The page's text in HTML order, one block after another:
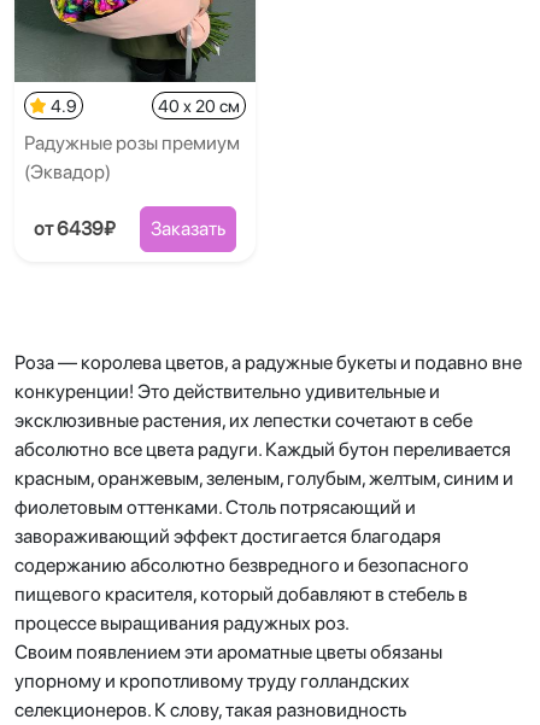
4.9 40 x 20 см
Радужные розы премиум
(Эквадор)
от 6439₽ Заказать
Роза — королева цветов, а радужные букеты и подавно вне
конкуренции! Это действительно удивительные и
эксклюзивные растения, их лепестки сочетают в себе
абсолютно все цвета радуги. Каждый бутон переливается
красным, оранжевым, зеленым, голубым, желтым, синим и
фиолетовым оттенками. Столь потрясающий и
завораживающий эффект достигается благодаря
содержанию абсолютно безвредного и безопасного
пищевого красителя, который добавляют в стебель в
процессе выращивания радужных роз.
Своим появлением эти ароматные цветы обязаны
упорному и кропотливому труду голландских
селекционеров. К слову, такая разновидность